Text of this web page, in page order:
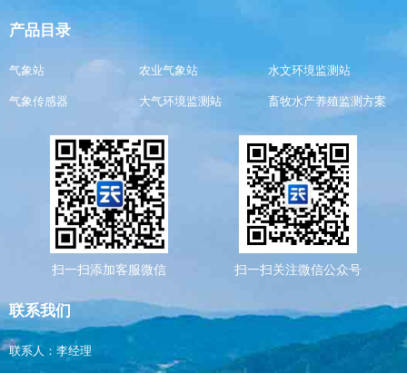
产品目录
气象站 农业气象站 水文环境监测站
气象传感器 大气环境监测站 畜牧水产养殖监测方案
扫一扫添加客服微信 扫一扫关注微信公众号
联系我们
联系人：李经理